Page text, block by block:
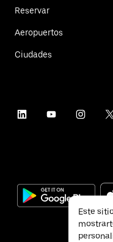
Reservar
Aeropuertos
Ciudades
Este